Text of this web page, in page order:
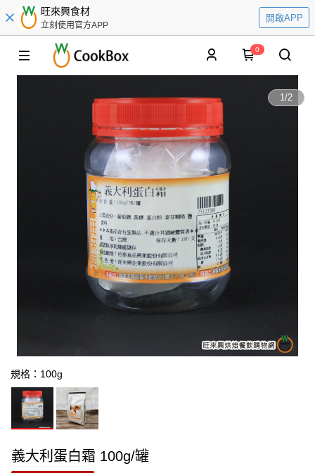
旺來興食材
立刻使用官方APP
開啟APP
0
1/2
規格：100g
義大利蛋白霜 100g/罐